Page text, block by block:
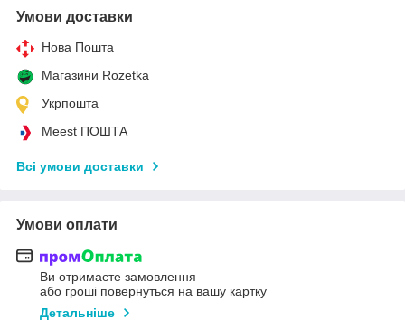
Умови доставки
Нова Пошта
Магазини Rozetka
Укрпошта
Meest ПОШТА
Всі умови доставки
Умови оплати
Ви отримаєте замовлення
або гроші повернуться на вашу картку
Детальніше